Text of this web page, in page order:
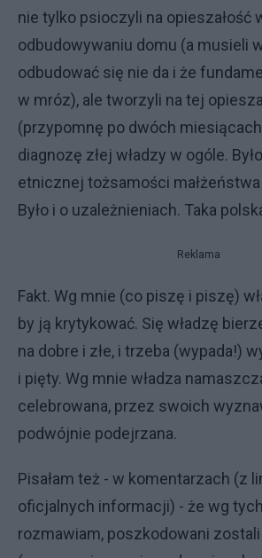
nie tylko psioczyli na opieszałość
odbudowywaniu domu (a musieli
odbudować się nie da i że
w mróz), ale tworzyli na tej
(przypomnę po dwóch
diagnozę złej władzy w ogóle.
etnicznej tożsamości
Było i o uzależnieniach. Taka
Reklama
Fakt. Wg mnie (co piszę i piszę)
by ją krytykować. Się władzę
na dobre i złe, i trzeba (wypada!)
i pięty. Wg mnie władza
celebrowana, przez swoich
podwójnie podejrzana.
Pisałam też - w komentarzach (z
oficjalnych informacji) - że wg
rozmawiam, poszkodowani